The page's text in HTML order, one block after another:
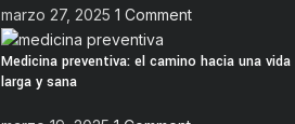
marzo 27, 2025 1 Comment
Medicina preventiva: el camino hacia una vida
larga y sana